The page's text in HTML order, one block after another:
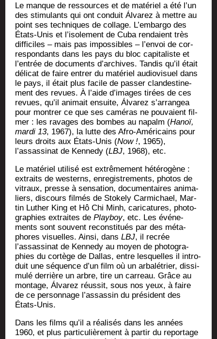
Le manque de res­sources et de maté­riel a été l’un
des sti­mu­lants qui ont conduit Álva­rez à mettre au
point ses tech­niques de col­lage. L’embargo des
États-Unis et l’isolement de Cuba ren­daient très
dif­fi­ciles – mais pas impos­sibles – l’envoi de cor­
res­pon­dants dans les pays du bloc capi­ta­liste et
l’entrée de docu­ments d’archives. Tan­dis qu’il était
déli­cat de faire entrer du maté­riel audio­vi­suel dans
le pays, il était plus facile de pas­ser clan­des­ti­ne­
ment des revues. À l’aide d’images tirées de ces
revues, qu’il ani­mait ensuite, Álva­rez s’arrangea
pour mon­trer ce que ses camé­ras ne pou­vaient fil­
mer : les ravages des bombes au napalm (Hanoï,
mar­di 13, 1967), la lutte des Afro-Amé­ri­cains pour
leurs droits aux États-Unis (Now !, 1965),
l’assassinat de Ken­ne­dy (LBJ, 1968), etc.
Le maté­riel uti­li­sé est extrê­me­ment hété­ro­gène :
extraits de wes­terns, enre­gis­tre­ments, pho­tos de
vitraux, presse à sen­sa­tion, docu­men­taires ani­ma­
liers, dis­cours fil­més de Sto­ke­ly Car­mi­chael, Mar­
tin Luther King et Hô Chi Minh, cari­ca­tures, pho­to­
gra­phies extraites dePlay­boy, etc. Les évé­ne­
ments sont sou­vent recons­ti­tués par des méta­
phores visuelles. Ain­si, dansLBJ, il recrée
l’assassinat de Ken­ne­dy au moyen de pho­to­gra­
phies du cor­tège de Dal­las, entre les­quelles il intro­
duit une séquence d’un film où un arba­lé­trier, dis­si­
mu­lé der­rière un arbre, tire un car­reau. Grâce au
mon­tage, Álva­rez réus­sit, sous nos yeux, à faire
de ce per­son­nage l’assassin du pré­sident des
États-Unis.
Dans les films qu’il a réa­li­sés dans les années
1960, et plus par­ti­cu­liè­re­ment à par­tir du repor­tage